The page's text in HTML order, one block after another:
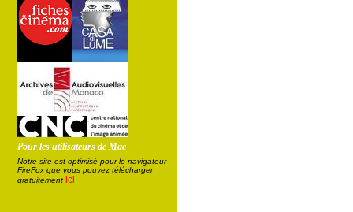
Pour les utilisateurs de Mac
Notre site est optimisé pour le navigateur
FireFox que vous pouvez télécharger
gratuitement ici